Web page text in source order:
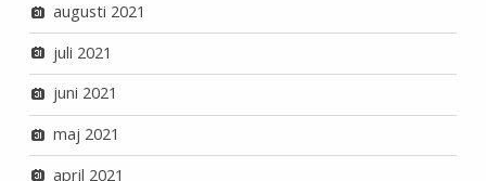
augusti 2021
juli 2021
juni 2021
maj 2021
april 2021